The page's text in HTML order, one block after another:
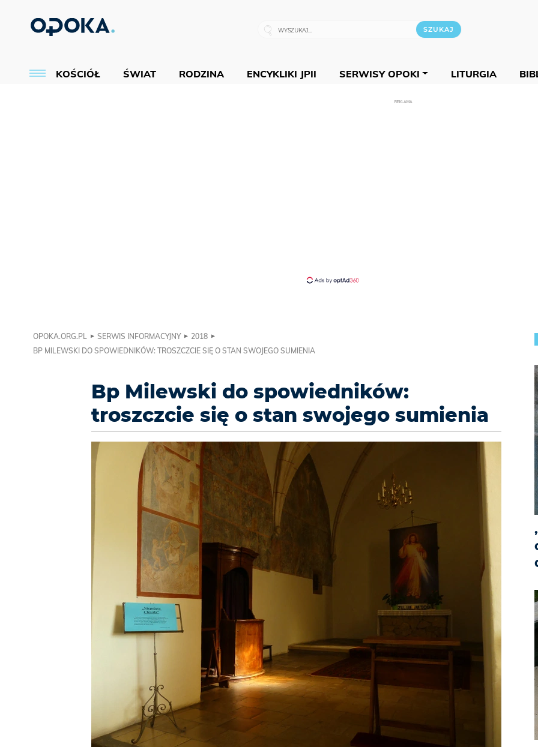
KOŚCIÓŁ ŚWIAT RODZINA ENCYKLIKI JPII SERWISY OPOKI LITURGIA
REKLAMA
OPOKA.ORG.PL SERWIS INFORMACYJNY
2018
BP MILEWSKI DO SPOWIEDNIKÓW: TROSZCZCIE SIĘ O STAN SWOJEGO SUMIENIA
Bp Milewski do spowiedników:
troszczcie się o stan swojego sumienia